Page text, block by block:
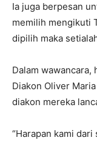
Ia juga berpesan
memilih mengikuti
dipilih maka
Dalam wawancara,
Diakon Oliver
diakon mereka
“Harapan kami